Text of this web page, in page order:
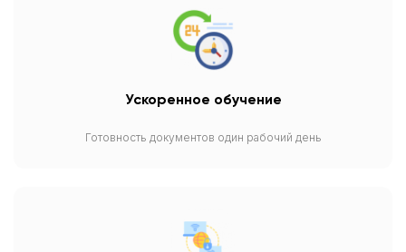
Ускоренное обучение
Готовность документов один рабочий день